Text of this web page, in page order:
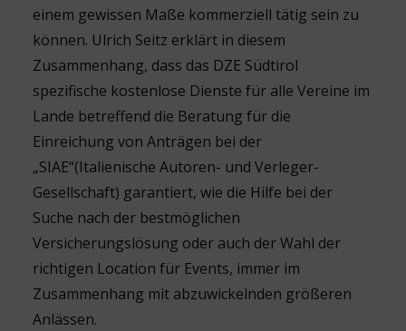
einem gewissen Maße kommerziell tätig sein zu
können. Ulrich Seitz erklärt in diesem
Zusammenhang, dass das DZE Südtirol
spezifische kostenlose Dienste für alle Vereine im
Lande betreffend die Beratung für die
Einreichung von Anträgen bei der
„SIAE“(Italienische Autoren- und Verleger-
Gesellschaft) garantiert, wie die Hilfe bei der
Suche nach der bestmöglichen
Versicherungslösung oder auch der Wahl der
richtigen Location für Events, immer im
Zusammenhang mit abzuwickelnden größeren
Anlässen.